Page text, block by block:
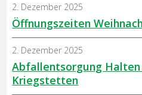
Öffnungszeiten
2. Dezember 2025
Abfallentsorgung Halten
Kriegstetten
2. Dezember 2025